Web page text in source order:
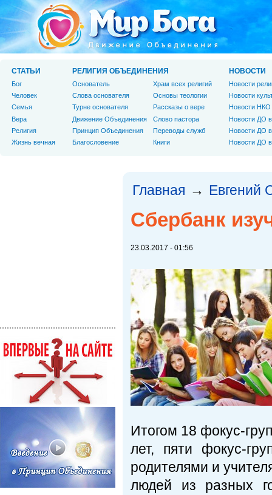
Главная → Евгений
Сбербанк
23.03.2017 - 01:56
Итогом 18 фокус-
лет, пяти фокус-
родителями и
людей из разных
СТАТЬИ
Бог
Человек
Cемья
Вера
Религия
Жизнь вечная
РЕЛИГИЯ ОБЪЕДИНЕНИЯ
Основатель
Слова основателя
Турне основателя
Движение Объединения
Принцип Объединения
Благословение
Храм всех религий
Основы теологии
Рассказы о вере
Слово пастора
Переводы служб
Книги
НОВОСТИ
Новости
Новости
Новости НКО
Новости ДО
Новости ДО
Новости ДО